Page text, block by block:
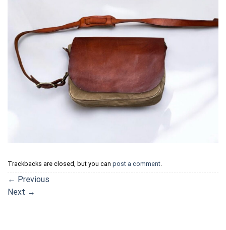
Trackbacks are closed, but you can post a comment
← Previous
Next →